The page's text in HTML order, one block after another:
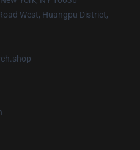
West, Huangpu District,